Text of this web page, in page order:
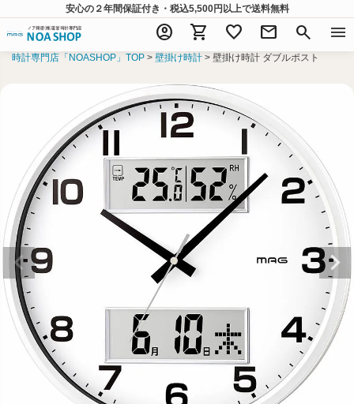
安心の２年間保証付き・税込5,500円以上で送料無料
account_circle shopping_cart favorite mail search menu
時計専門店「NOASHOP」TOP 壁掛け時計 壁掛け時計 ダブルポスト